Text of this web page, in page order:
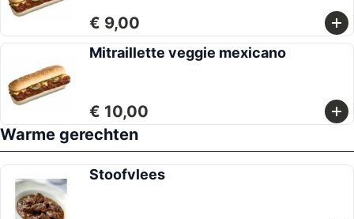
€ 9,00
Mitraillette veggie mexicano
€ 10,00
Warme gerechten
Stoofvlees